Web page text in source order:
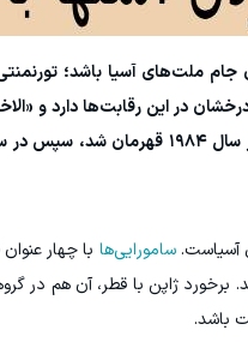
ملت‌های آسیا باشد؛
در این رقابت‌ها دارد و
آسیاست.سامورایی‌ها با چهار
برخورد ژاپن با قطر، آن هم در
باشد.